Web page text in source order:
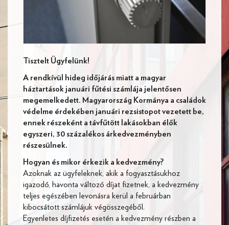
Tisztelt Ügyfelünk!
A rendkívül hideg időjárás miatt a magyar
háztartások januári fűtési számlája jelentősen
megemelkedett. Magyarország Kormánya a családok
védelme érdekében januári rezsistopot vezetett be,
ennek részeként a távfűtött lakásokban élők
egyszeri, 30 százalékos árkedvezményben
részesülnek.
Hogyan és mikor érkezik a kedvezmény?
Azoknak az ügyfeleknek, akik a fogyasztásukhoz
igazodó, havonta változó díjat fizetnek, a kedvezmény
teljes egészében levonásra kerül a februárban
kibocsátott számlájuk végösszegéből.
Egyenletes díjfizetés esetén a kedvezmény részben a